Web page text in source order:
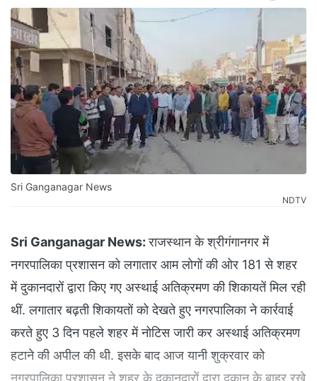
Sri Ganganagar News
NDTV
Sri Ganganagar News:राजस्थान के श्रीगंगानगर में
नगरपालिका प्रशासन को लगातार आम लोगों की ओर 181 से शहर
में दुकानदारों द्वारा किए गए अस्थाई अतिक्रमण की शिकायतें मिल रही
थीं. लगातार बढ़ती शिकायतों को देखते हुए नगरपालिका ने कार्रवाई
करते हुए 3 दिन पहले शहर में नोटिस जारी कर अस्थाई अतिक्रमण
हटाने की अपील की थी. इसके बाद आज यानी शुक्रवार को
नगरपालिका प्रशासन ने शहर के दुकानदारों द्वारा दुकान के बाहर रखे